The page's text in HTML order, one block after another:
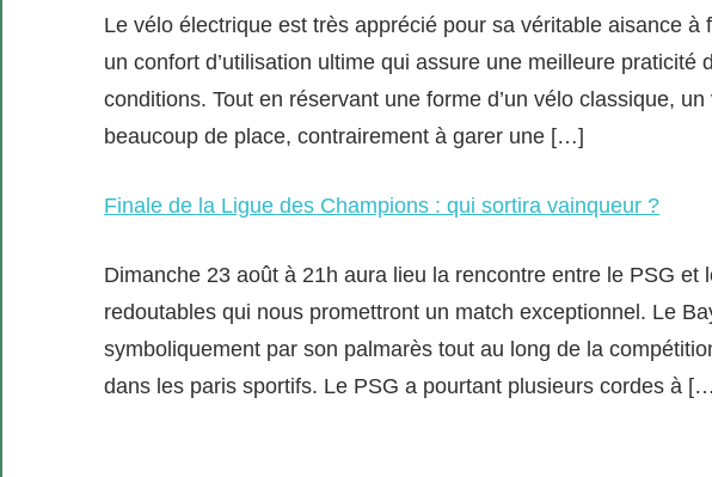
Le vélo électrique est très apprécié pour sa véritable aisance
un confort d’utilisation ultime qui assure une meilleure praticité
conditions. Tout en réservant une forme d’un vélo classique,
beaucoup de place, contrairement à garer une […]
Finale de la Ligue des Champions : qui sortira vainqueur ?
Dimanche 23 août à 21h aura lieu la rencontre entre le PSG et
redoutables qui nous promettront un match exceptionnel. Le
symboliquement par son palmarès tout au long de la
dans les paris sportifs. Le PSG a pourtant plusieurs cordes à